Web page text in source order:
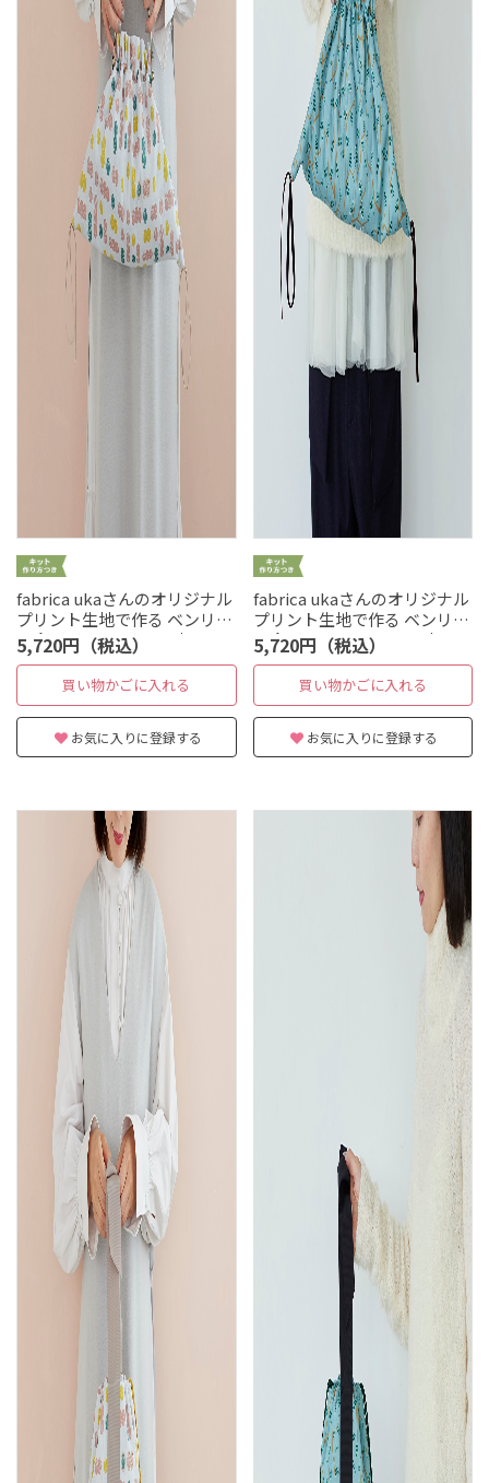
fabrica ukaさんのオリジナル
プリント生地で作る ベンリー
口金バッグ [dumping柄]
5,720円（税込）
買い物かごに入れる
お気に入りに登録する
fabrica ukaさんのオリジナル
プリント生地で作る ベンリー
口金バッグ [little baby柄]
5,720円（税込）
買い物かごに入れる
お気に入りに登録する